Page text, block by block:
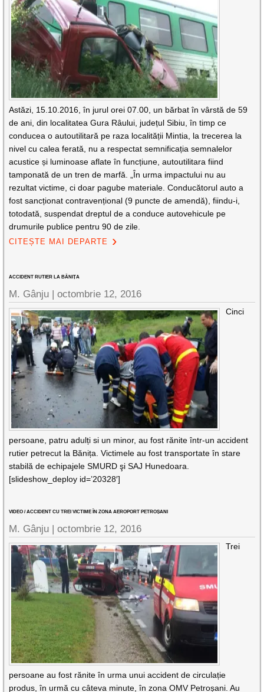
Astăzi, 15.10.2016, în jurul orei 07.00, un bărbat în vârstă de 59
de ani, din localitatea Gura Râului, județul Sibiu, în timp ce
conducea o autoutilitară pe raza localității Mintia, la trecerea la
nivel cu calea ferată, nu a respectat semnificația semnalelor
acustice și luminoase aflate în funcțiune, autoutilitara fiind
tamponată de un tren de marfă. „În urma impactului nu au
rezultat victime, ci doar pagube materiale. Conducătorul auto a
fost sancționat contravențional (9 puncte de amendă), fiindu-i,
totodată, suspendat dreptul de a conduce autovehicule pe
drumurile publice pentru 90 de zile.
CITEȘTE MAI DEPARTE
ACCIDENT RUTIER LA BĂNIȚA
M. Gânju |octombrie 12, 2016
Cinci
persoane, patru adulți si un minor, au fost rănite într-un accident
rutier petrecut la Bănița. Victimele au fost transportate în stare
stabilă de echipajele SMURD şi SAJ Hunedoara.
[slideshow_deploy id=’20328′]
VIDEO / ACCIDENT CU TREI VICTIME ÎN ZONA AEROPORT PETROȘANI
M. Gânju |octombrie 12, 2016
Trei
persoane au fost rănite în urma unui accident de circulație
produs, în urmă cu câteva minute, în zona OMV Petroșani. Au